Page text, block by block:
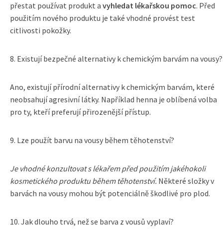
přestat používat produkt a vyhledat lékařskou pomoc. Před
použitím nového produktu je také vhodné provést test
citlivosti pokožky.
8. Existují bezpečné alternativy k chemickým barvám na vousy?
Ano, existují přírodní alternativy k chemickým barvám, které
neobsahují agresivní látky. Například henna je oblíbená volba
pro ty, kteří preferují přirozenější přístup.
9. Lze použít barvu na vousy během těhotenství?
Je vhodné konzultovat s lékařem před použitím jakéhokoli
kosmetického produktu během těhotenství. Některé složky v
barvách na vousy mohou být potenciálně škodlivé pro plod.
10. Jak dlouho trvá, než se barva z vousů vyplaví?